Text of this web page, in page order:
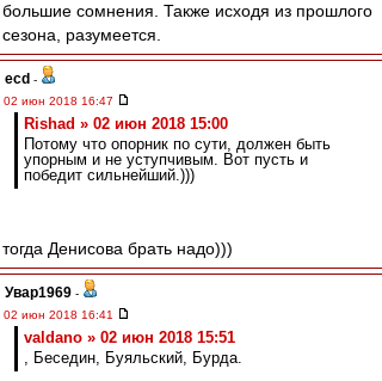
большие сомнения. Также исходя из прошлого
сезона, разумеется.
ecd -
02 июн 2018 16:47
Rishad » 02 июн 2018 15:00
Потому что опорник по сути, должен быть
упорным и не уступчивым. Вот пусть и
победит сильнейший.)))
тогда Денисова брать надо)))
Увар1969 -
02 июн 2018 16:41
valdano » 02 июн 2018 15:51
, Беседин, Буяльский, Бурда.